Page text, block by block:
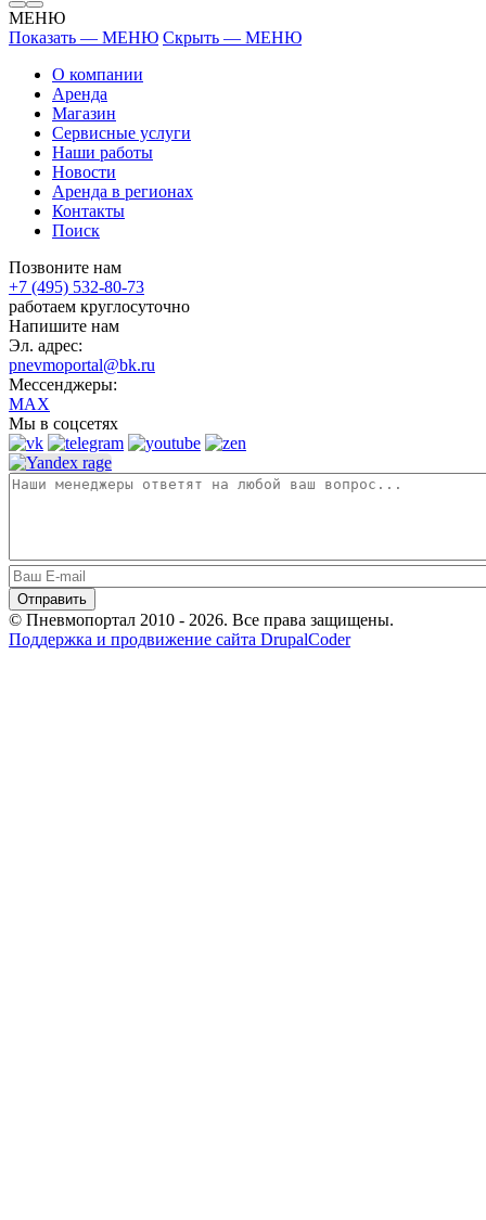
МЕНЮ
Показать — МЕНЮ Скрыть — МЕНЮ
О компании
Аренда
Магазин
Сервисные услуги
Наши работы
Новости
Аренда в регионах
Контакты
Поиск
Позвоните нам
+7 (495) 532-80-73
работаем круглосуточно
Напишите нам
Эл. адрес:
pnevmoportal@bk.ru
Мессенджеры:
MAX
Мы в соцсетях
© Пневмопортал 2010 - 2026. Все права защищены.
Поддержка и продвижение сайта DrupalCoder